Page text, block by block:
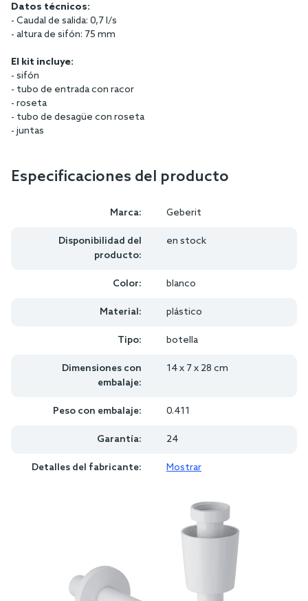
Datos técnicos:
- Caudal de salida: 0,7 l/s
- altura de sifón: 75 mm
El kit incluye:
- sifón
- tubo de entrada con racor
- roseta
- tubo de desagüe con roseta
- juntas
Especificaciones del producto
Marca: Geberit
Disponibilidad del
producto:
en stock
Color: blanco
Material: plástico
Tipo: botella
Dimensiones con
embalaje:
14 x 7 x 28 cm
Peso con embalaje: 0.411
Garantía: 24
Detalles del fabricante: Mostrar